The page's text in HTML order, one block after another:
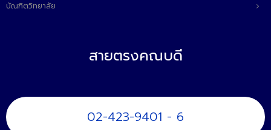
บัณฑิตวิทยาลัย
สายตรงคณบดี
02-423-9401 - 6